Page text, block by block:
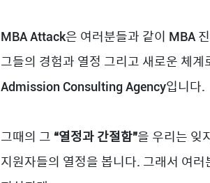
MBA Attack은 여러분들과 같이 MBA
그들의 경험과 열정 그리고 새로운 체
Admission Consulting Agency입니다.
그때의 그 “열정과 간절함”을 우리는 잊
지원자들의 열정을 봅니다. 그래서 여러